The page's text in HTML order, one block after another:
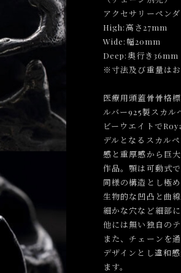
アクセサリーペン
High:高さ27mm
Wide:幅20mm
Deep:奥行き36mm
※寸法及び重量はお
医療用頭蓋骨骨格
ルバー925製スカル
ビーウエイトで
デルとなるスカル
感と重厚感から巨
作品。顎は可動式
同様の構造とし極
生物的な凹凸と曲
細かな穴など細部
他には無い独自の
また、チェーンを
デザインとし違和
ます。